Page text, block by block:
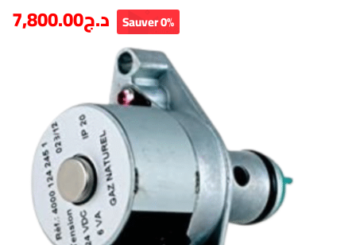
د.ج7,800.00 Sauver 0%